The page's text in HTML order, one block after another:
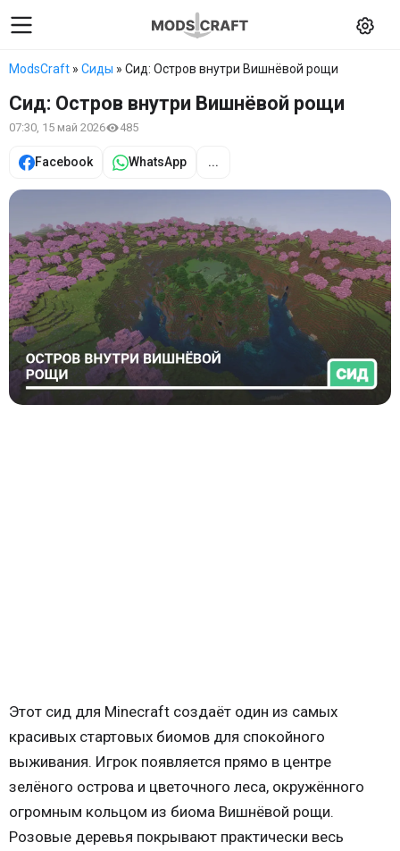
ModsCraft » Сиды » Сид: Остров внутри Вишнёвой рощи
Сид: Остров внутри Вишнёвой рощи
07:30, 15 май 2026 485
Facebook WhatsApp ...
Этот сид для Minecraft создаёт один из самых
красивых стартовых биомов для спокойного
выживания. Игрок появляется прямо в центре
зелёного острова и цветочного леса, окружённого
огромным кольцом из биома Вишнёвой рощи.
Розовые деревья покрывают практически весь